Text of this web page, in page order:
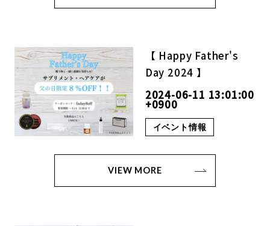
【 Happy Father's
Day 2024 】
2024-06-11 13:01:00
+0900
イベント情報
VIEW MORE